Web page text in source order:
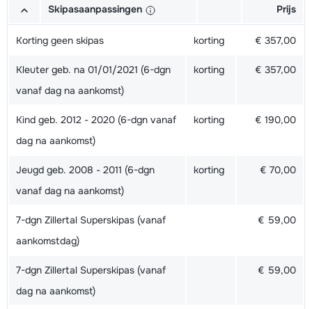
Skipasaanpassingen Prijs
Korting geen skipas korting € 357,00
Kleuter geb. na 01/01/2021 (6-dgn
vanaf dag na aankomst)
korting € 357,00
Kind geb. 2012 - 2020 (6-dgn vanaf
dag na aankomst)
korting € 190,00
Jeugd geb. 2008 - 2011 (6-dgn
vanaf dag na aankomst)
korting € 70,00
7-dgn Zillertal Superskipas (vanaf
aankomstdag)
€ 59,00
7-dgn Zillertal Superskipas (vanaf
dag na aankomst)
€ 59,00